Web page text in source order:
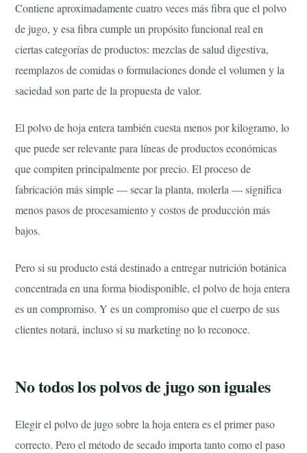
Contiene aproximadamente cuatro veces más fibra que el polvo
de jugo, y esa fibra cumple un propósito funcional real en
ciertas categorías de productos: mezclas de salud digestiva,
reemplazos de comidas o formulaciones donde el volumen y la
saciedad son parte de la propuesta de valor.
El polvo de hoja entera también cuesta menos por kilogramo, lo
que puede ser relevante para líneas de productos económicas
que compiten principalmente por precio. El proceso de
fabricación más simple — secar la planta, molerla — significa
menos pasos de procesamiento y costos de producción más
bajos.
Pero si su producto está destinado a entregar nutrición botánica
concentrada en una forma biodisponible, el polvo de hoja entera
es un compromiso. Y es un compromiso que el cuerpo de sus
clientes notará, incluso si su marketing no lo reconoce.
No todos los polvos de jugo son iguales
Elegir el polvo de jugo sobre la hoja entera es el primer paso
correcto. Pero el método de secado importa tanto como el paso